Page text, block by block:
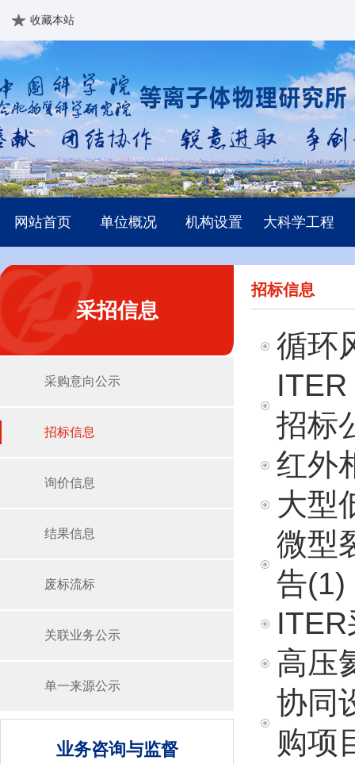
收藏本站
网站首页 单位概况 机构设置 大科学工程
采招信息
采购意向公示
招标信息
询价信息
结果信息
废标流标
关联业务公示
单一来源公示
业务咨询与监督
招标信息
循环
招标
红外
大型
微型
告(1)
高压
协同
购项